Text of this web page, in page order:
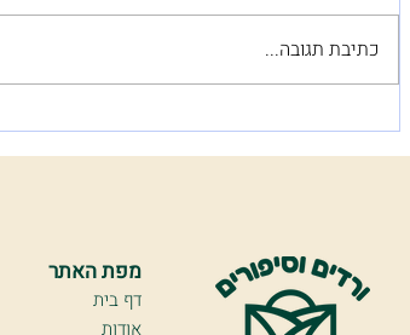
כתיבת תגובה...
מפת האתר
דף בית
אודות